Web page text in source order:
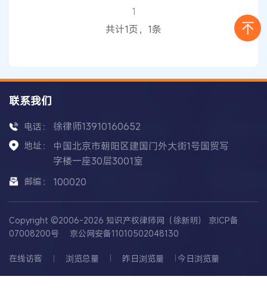
赔偿3.68亿美元，但是这一判决在接近两年后被美
国联邦巡回上诉法院推翻。 苹果很可能会把本案上
1
共计1页，1条
联系我们
电话： 徐律师13910160652
地址：
中国北京市朝阳区建国门外大街1号国贸写
字楼一座30层3001室
邮编： 100020
Copyright ©2006-2026 知识产权律师网（徐新明） 京ICP备
07008200号
京公网安备11010502048130
在线访客 浏览总量 昨日浏览量 今日浏览量